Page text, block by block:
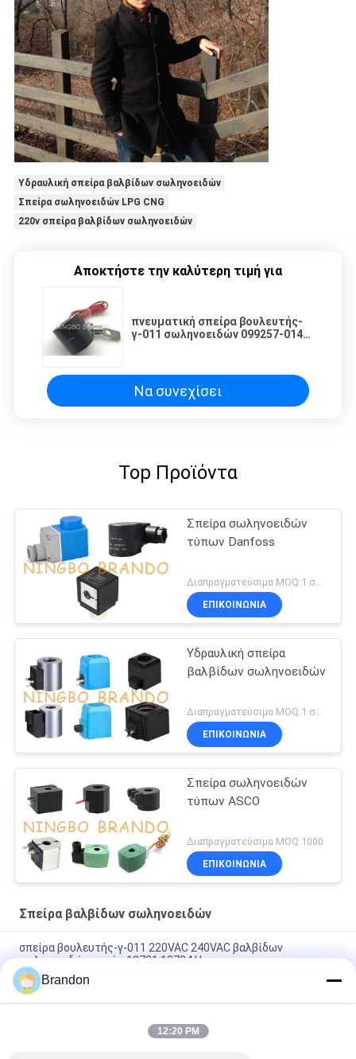
Υδραυλική σπείρα βαλβίδων σωληνοειδών
Σπείρα σωληνοειδών LPG CNG
220v σπείρα βαλβίδων σωληνοειδών
Αποκτήστε την καλύτερη τιμή για
πνευματική σπείρα βουλευτής-
γ-011 σωληνοειδών 099257-014G
Να συνεχίσει
Top Προϊόντα
Σπείρα σωληνοειδών
τύπων Danfoss
Διαπραγματεύσιμα MOQ:1 σύνολο
ΕΠΙΚΟΙΝΩΝΙΑ
Υδραυλική σπείρα
βαλβίδων σωληνοειδών
ΕΠΙΚΟΙΝΩΝΙΑ
Σπείρα σωληνοειδών
τύπων ASCO
Διαπραγματεύσιμα MOQ:1000
ΕΠΙΚΟΙΝΩΝΙΑ
Σπείρα βαλβίδων σωληνοειδών
σπείρα βουλευτής-γ-011 220VAC 240VAC βαλβίδων
σωληνοειδών πενών 18721 18724 Henny
6013 ένα 6014 συνεχές ρεύμα 110V 230V 50Hz 8W 11W 15W
σπειρών 24V βαλβίδων σωληνοειδών Γ
Σπείρα EVI 7/9 12V 24V 110V 220V 4.8W 6.5W 5.5VA 6VA
Brandon
12:20 PM